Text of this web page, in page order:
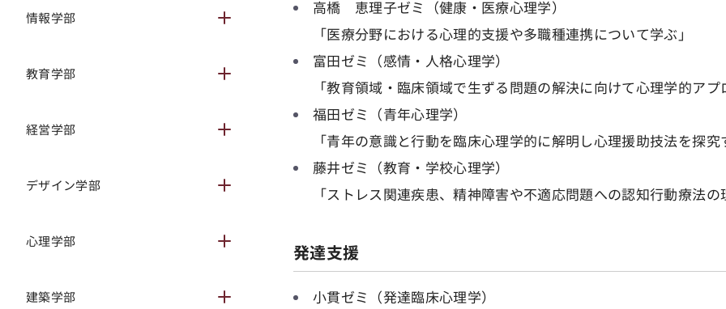
高橋 恵理子ゼミ（健康・医療心理学）
「医療分野における心理的支援や多職種連携について学ぶ」
富田ゼミ（感情・人格心理学）
「教育領域・臨床領域で生ずる問題の解決に向けて心理学的ア
福田ゼミ（青年心理学）
「青年の意識と行動を臨床心理学的に解明し心理援助技法を探究
藤井ゼミ（教育・学校心理学）
「ストレス関連疾患、精神障害や不適応問題への認知行動療法の
発達支援
小貫ゼミ（発達臨床心理学）
情報学部
サブメニュー開閉
教育学部
サブメニュー開閉
経営学部
サブメニュー開閉
デザイン学部
サブメニュー開閉
心理学部
サブメニュー開閉
建築学部
サブメニュー開閉